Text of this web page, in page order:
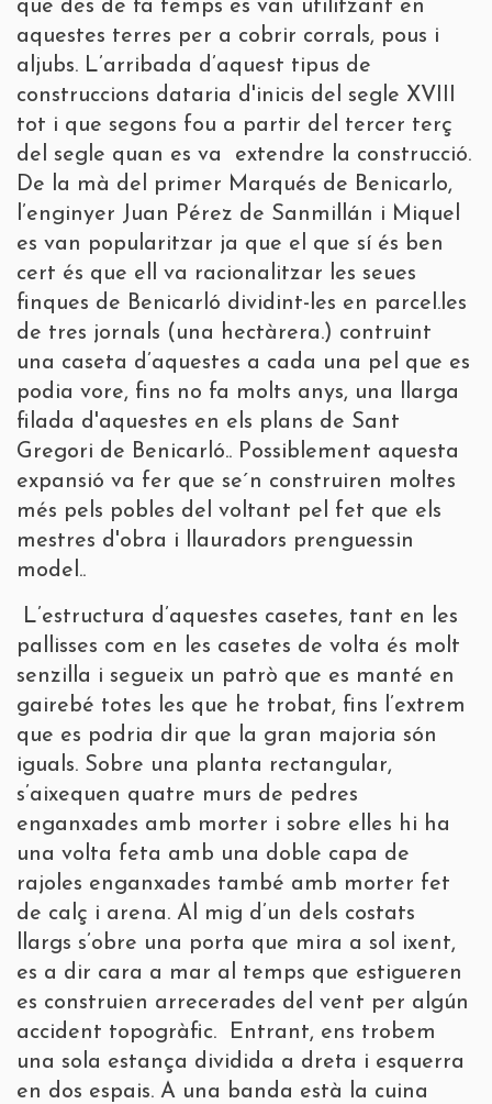
que des de fa temps es van utilitzant en
aquestes terres per a cobrir corrals, pous i
aljubs. L’arribada d’aquest tipus de
construccions dataria d'inicis del segle XVIII
tot i que segons fou a partir del tercer terç
del segle quan es va extendre la construcció.
De la mà del primer Marqués de Benicarlo,
l’enginyer Juan Pérez de Sanmillán i Miquel
es van popularitzar ja que el que sí és ben
cert és que ell va racionalitzar les seues
finques de Benicarló dividint-les en parcel.les
de tres jornals (una hectàrera.) contruint
una caseta d’aquestes a cada una pel que es
podia vore, fins no fa molts anys, una llarga
filada d'aquestes en els plans de Sant
Gregori de Benicarló.. Possiblement aquesta
expansió va fer que se´n construiren moltes
més pels pobles del voltant pel fet que els
mestres d'obra i llauradors prenguessin
model..
L’estructura d’aquestes casetes, tant en les
pallisses com en les casetes de volta és molt
senzilla i segueix un patrò que es manté en
gairebé totes les que he trobat, fins l’extrem
que es podria dir que la gran majoria són
iguals. Sobre una planta rectangular,
s’aixequen quatre murs de pedres
enganxades amb morter i sobre elles hi ha
una volta feta amb una doble capa de
rajoles enganxades també amb morter fet
de calç i arena. Al mig d’un dels costats
llargs s’obre una porta que mira a sol ixent,
es a dir cara a mar al temps que estigueren
es construien arrecerades del vent per algún
accident topogràfic. Entrant, ens trobem
una sola estança dividida a dreta i esquerra
en dos espais. A una banda està la cuina